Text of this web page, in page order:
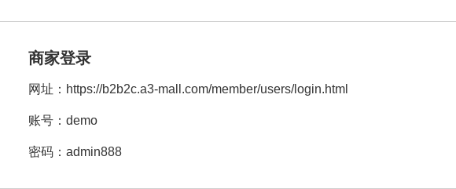
商家登录
网址： https://b2b2c.a3-mall.com/member/users/login.html
账号：demo
密码：admin888